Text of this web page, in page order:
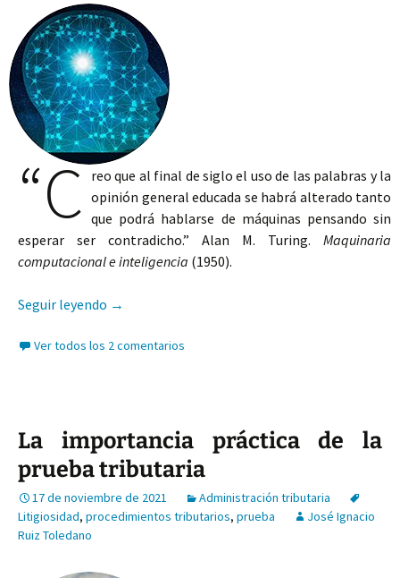
“C reo que al final de siglo el uso de las palabras y la
opinión general educada se habrá alterado tanto
que podrá hablarse de máquinas pensando sin
esperar ser contradicho.” Alan M. Turing. Maquinaria
computacional e inteligencia (1950).
Seguir leyendo La motivación de los actos tributarios y la
→
Ver todos los 2 comentarios
La importancia práctica de la
prueba tributaria
17 de noviembre de 2021
Administración tributaria
Litigiosidad, procedimientos tributarios, prueba
José Ignacio
Ruiz Toledano